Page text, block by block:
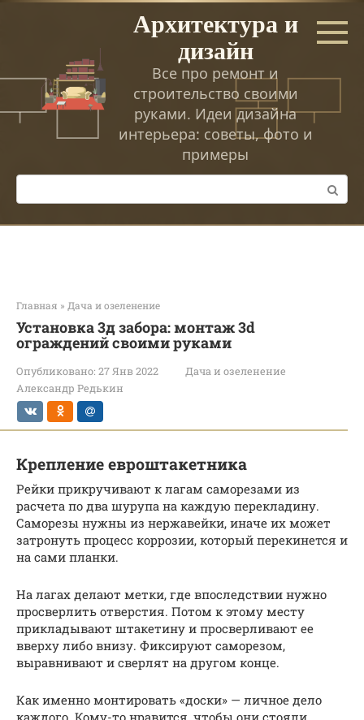
Перейти
Архитектура и
дизайн
Все про ремонт и
строительство своими
руками. Идеи дизайна
интерьера: советы, фото и
примеры
Поиск:
Главная » Дача и озеленение
Установка 3д забора: монтаж 3d
ограждений своими руками
Опубликовано: 27 Янв 2022
Дача и озеленение
Александр Редькин
Крепление евроштакетника
Рейки прикручивают к лагам саморезами из
расчета по два шурупа на каждую перекладину.
Саморезы нужны из нержавейки, иначе их может
затронуть процесс коррозии, который перекинется и
на сами планки.
На лагах делают метки, где впоследствии нужно
просверлить отверстия. Потом к этому месту
прикладывают штакетину и просверливают ее
вверху либо внизу. Фиксируют саморезом,
выравнивают и сверлят на другом конце.
Как именно монтировать «доски» — личное дело
каждого. Кому-то нравится, чтобы они стояли